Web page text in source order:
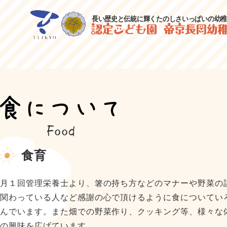
食育
月１回管理栄養士より、箸の持ち方などのマナーや野菜の
関わっている人など感謝の心で頂けるように食についてい
んでいます。また畑での野菜作り、クッキング等、様々な